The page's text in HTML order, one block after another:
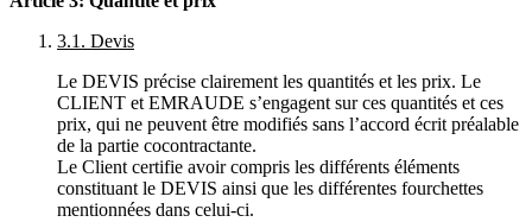
3.1. Devis
Le DEVIS précise clairement les quantités et les prix. Le
CLIENT etEMRAUDE s’engagent sur ces quantités et ces
prix, qui ne peuvent être modifiés sans l’accord écrit préalable
de la partie cocontractante.
Le Client certifie avoir compris les différents éléments
constituant le DEVIS ainsi que les différentes fourchettes
mentionnées dans celui-ci.